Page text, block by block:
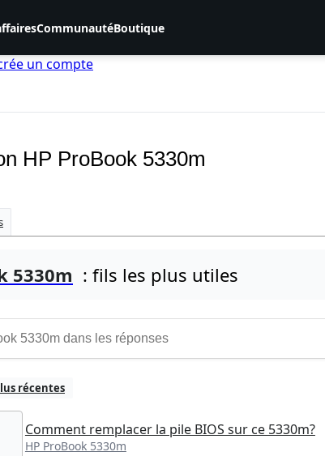
CommunautéBoutique
un compte
HP ProBook 5330m
5330m : fils les plus utiles
récentes
Comment remplacer la pile BIOS sur ce 5330m?
HP ProBook 5330m